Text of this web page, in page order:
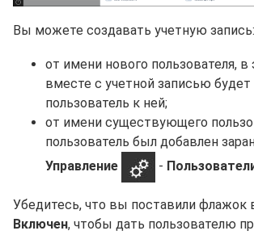
Вы можете создавать учетную запись:
от имени нового пользователя, в
вместе с учетной записью
пользователь к ней;
от имени существующего
пользователь был добавлен
Управление
-
Убедитесь, что вы поставили флажок
Включен, чтобы дать пользователю